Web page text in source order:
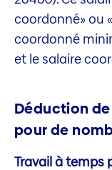
coordonné» ou
coordonné
et le salaire
Déduction
pour de
Travail à temps